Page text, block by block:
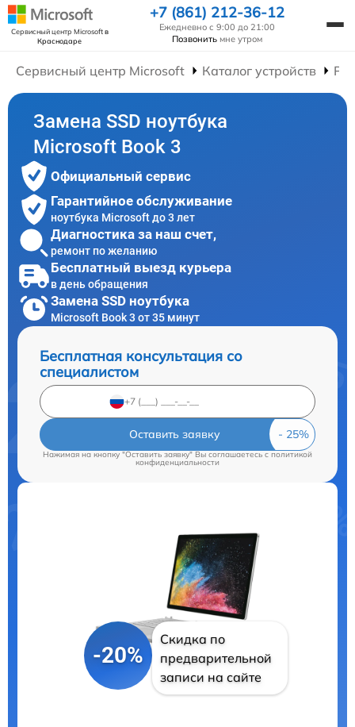
Сервисный центр Microsoftв
Краснодаре
+7 (861) 212-36-12
Ежедневно с 9:00 до 21:00
Позвонить мне утром
Сервисный центр Microsoft Каталог устройств
Замена SSD ноутбука
Microsoft Book 3
Официальный сервис
Гарантийное обслуживание
ноутбука Microsoft до 3 лет
Диагностика за наш счет,
ремонт по желанию
Бесплатный выезд курьера
в день обращения
Замена SSD ноутбука
Microsoft Book 3 от 35 минут
Бесплатная консультация со
специалистом
Оставить заявку
Нажимая на кнопку "Оставить заявку" Вы соглашаетесь cполитикой
конфиденциальности
-20%
Скидка по
предварительной
записи на сайте